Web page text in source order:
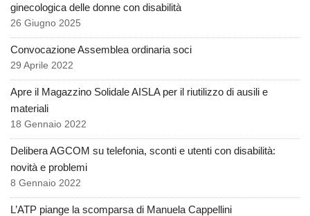
ginecologica delle donne con disabilità
26 Giugno 2025
Convocazione Assemblea ordinaria soci
29 Aprile 2022
Apre il Magazzino Solidale AISLA per il riutilizzo di ausili e
materiali
18 Gennaio 2022
Delibera AGCOM su telefonia, sconti e utenti con disabilità:
novità e problemi
8 Gennaio 2022
L’ATP piange la scomparsa di Manuela Cappellini